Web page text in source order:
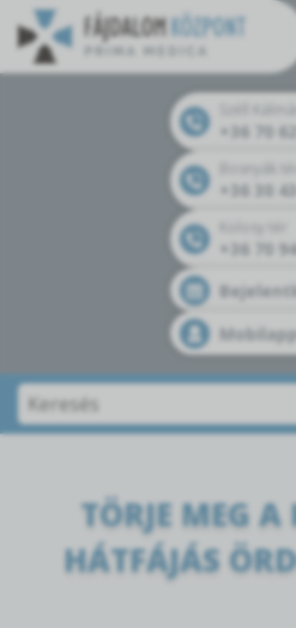
+36 70
+36 30
+36 70
TÖRJE MEG
HÁTFÁJÁS